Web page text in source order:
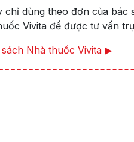
chỉ dùng theo đơn của bác
Vivita để được tư vấn
Nhà thuốc Vivita ▶